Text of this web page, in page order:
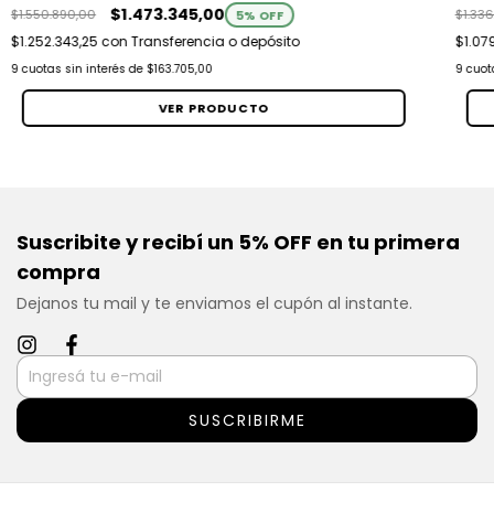
$1.550.890,00 $1.473.345,00 5% OFF
$1.252.343,25 con Transferencia o depósito
9 cuotas sin interés de $163.705,00
VER PRODUCTO
9
Suscribite y recibí un 5% OFF en tu primera
compra
Dejanos tu mail y te enviamos el cupón al instante.